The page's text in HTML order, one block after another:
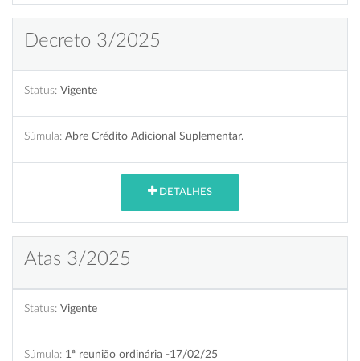
Decreto 3/2025
Status: Vigente
Súmula: Abre Crédito Adicional Suplementar.
DETALHES
Atas 3/2025
Status: Vigente
Súmula: 1ª reunião ordinária -17/02/25